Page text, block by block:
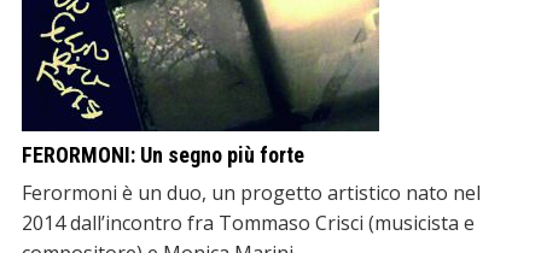
FERORMONI: Un segno più forte
Ferormoni è un duo, un progetto artistico nato nel
2014 dall’incontro fra Tommaso Crisci (musicista e